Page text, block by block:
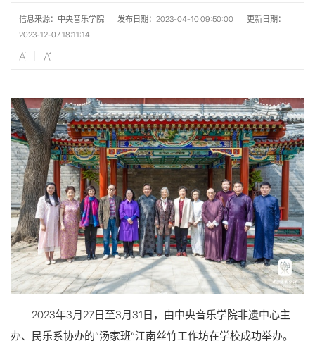
信息来源：中央音乐学院 发布日期：2023-04-10 09:50:00
更新日期：
2023-12-07 18:11:14
2023年3月27日至3月31日，由中央音乐学院非遗中心主
办、民乐系协办的“汤家班”江南丝竹工作坊在学校成功举办。